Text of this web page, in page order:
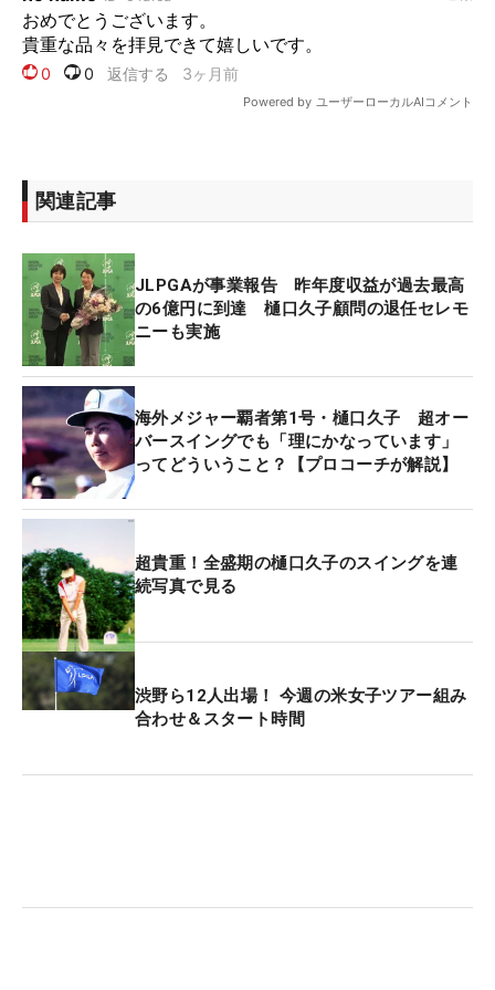
関連記事
JLPGAが事業報告 昨年度収益が過去最高
の6億円に到達 樋口久子顧問の退任セレモ
ニーも実施
海外メジャー覇者第1号・樋口久子 超オー
バースイングでも「理にかなっています」
ってどういうこと？【プロコーチが解説】
超貴重！全盛期の樋口久子のスイングを連
続写真で見る
渋野ら12人出場！ 今週の米女子ツアー組み
合わせ＆スタート時間